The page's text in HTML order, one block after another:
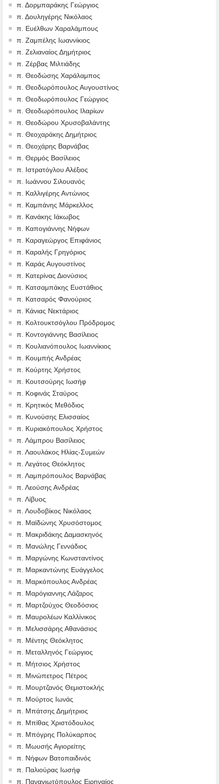
π. Δορμπαράκης Γεώργιος
π. Δουληγέρης Νικόλαος
π. Ευέλθων Χαραλάμπους
π. Ζαμπέλης Ιωαννίκιος
π. Ζελιαναίος Δημήτριος
π. Ζέρβας Μιλτιάδης
π. Θεοδώσης Χαράλαμπος
π. Θεοδωρόπουλος Αυγουστίνος
π. Θεοδωρόπουλος Γεώργιος
π. Θεοδωρόπουλος Ιλαρίων
π. Θεοδώρου Χρυσοβαλάντης
π. Θεοχαράκης Δημήτριος
π. Θεοχάρης Βαρνάβας
π. Θερμός Βασίλειος
π. Ιστρατόγλου Αλέξιος
π. Ιωάννου Σιλουανός
π. Καλλιγέρης Αντώνιος
π. Καμπάνης Μάρκελλος
π. Κανάκης Ιάκωβος
π. Καπογιάννης Νήφων
π. Καραγεώργος Επιφάνιος
π. Καραλής Γρηγόριος
π. Καράς Αυγουστίνος
π. Κατερίνας Διονύσιος
π. Κατσαμπάκης Ευστάθιος
π. Κατσαρός Φανούριος
π. Κάνιας Νεκτάριος
π. Κολτουκτσόγλου Πρόδρομος
π. Κοντογιάννης Βασίλειος
π. Κουλιανόπουλος Ιωαννίκιος
π. Κουμπής Ανδρέας
π. Κούρτης Χρήστος
π. Κουτσούρης Ιωσήφ
π. Κοφινάς Σταύρος
π. Κρητικός Μεθόδιος
π. Κυνούσης Ελισσαίος
π. Κυριακόπουλος Χρήστος
π. Λάμπρου Βασίλειος
π. Λαουλάκος Ηλίας-Συμεών
π. Λεγάτος Θεόκλητος
π. Λαμπρόπουλος Βαρνάβας
π. Λεούσης Ανδρέας
π. Λίβυος
π. Λουδοβίκος Νικόλαος
π. Μαϊδώνης Χρυσόστομος
π. Μακριδάκης Δαμασκηνός
π. Μανώλης Γεννάδιος
π. Μαργώνης Κωνσταντίνος
π. Μαρκαντώνης Ευάγγελος
π. Μαρκόπουλος Ανδρέας
π. Μαρόγιαννης Λάζαρος
π. Μαρτζούχος Θεοδόσιος
π. Μαυρολέων Καλλίνικος
π. Μελισσάρης Αθανάσιος
π. Μέντης Θεόκλητος
π. Μεταλληνός Γεώργιος
π. Μήτσιος Χρήστος
π. Μινώπετρος Πέτρος
π. Μουρτζανός Θεμιστοκλής
π. Μούρτος Ιωνάς
π. Μπάτσης Δημήτριος
π. Μπίθας Χριστόδουλος
π. Μπόγρης Πολύκαρπος
π. Μωυσής Αγιορείτης
π. Νήφων Βατοπαιδινός
π. Παλιούρας Ιωσήφ
π. Παναγιωτόπουλος Ειρηναίος